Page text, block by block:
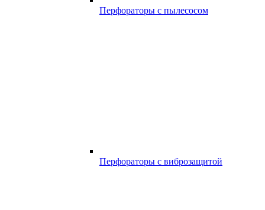
Перфораторы с пылесосом
Перфораторы с виброзащитой